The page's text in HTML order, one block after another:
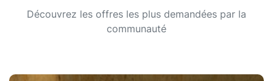
Découvrez les offres les plus demandées par la
communauté